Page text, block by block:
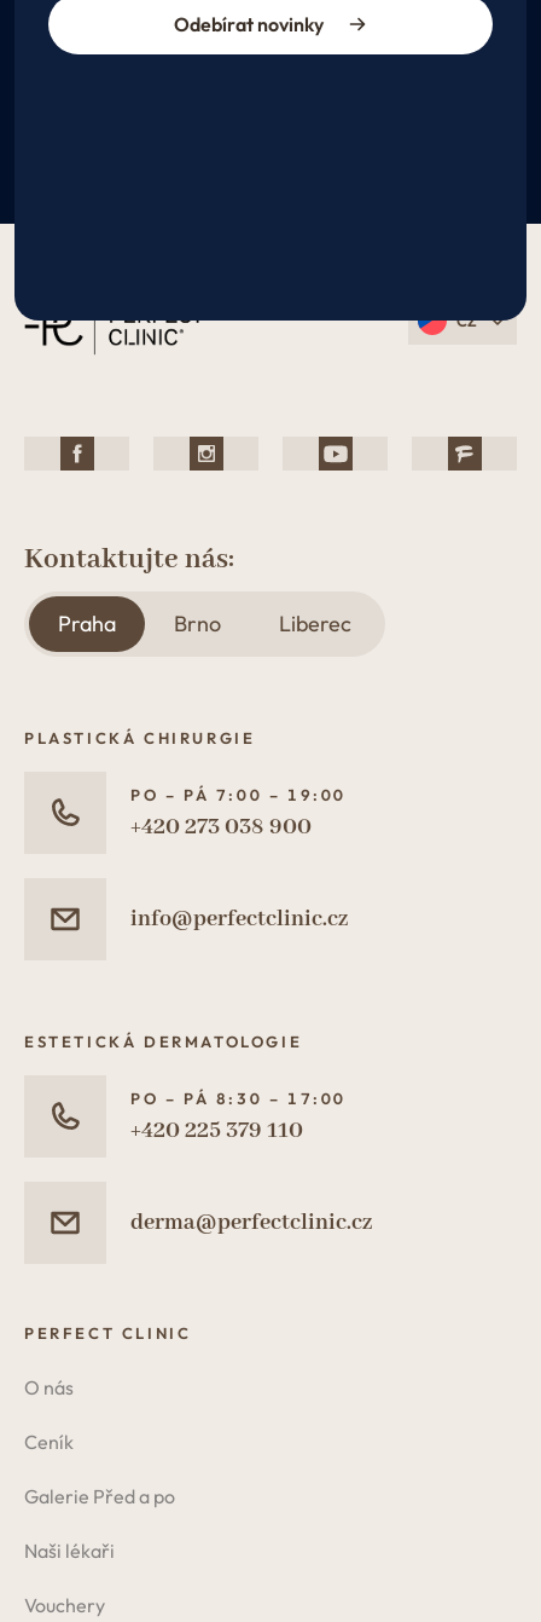
Odebírat novinky
CZ
Kontaktujte nás:
Praha Brno Liberec
PLASTICKÁ CHIRURGIE
PO – PÁ 7:00 – 19:00
+420 273 038 900
info@perfectclinic.cz
ESTETICKÁ DERMATOLOGIE
PO – PÁ 8:30 – 17:00
+420 225 379 110
derma@perfectclinic.cz
PERFECT CLINIC
O nás
Ceník
Galerie Před a po
Naši lékaři
Vouchery